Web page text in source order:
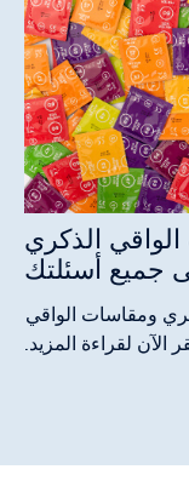
الذكري
جميع أسئلتك
ومقاسات الواقي
الآن لقراءة المزيد.